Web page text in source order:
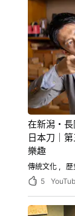
在新潟・
日本刀｜
樂趣
傳統文化
歷
5